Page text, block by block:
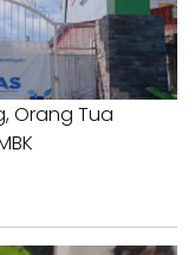
Orang Tua